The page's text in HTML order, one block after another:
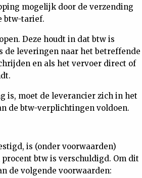
mogelijk door de verzending
btw-tarief.
Deze houdt in dat btw is
de leveringen naar het betreffende
en als het vervoer direct of
is, moet de leverancier zich in het
de btw-verplichtingen voldoen.
is (onder voorwaarden)
btw is verschuldigd. Om dit
de volgende voorwaarden: